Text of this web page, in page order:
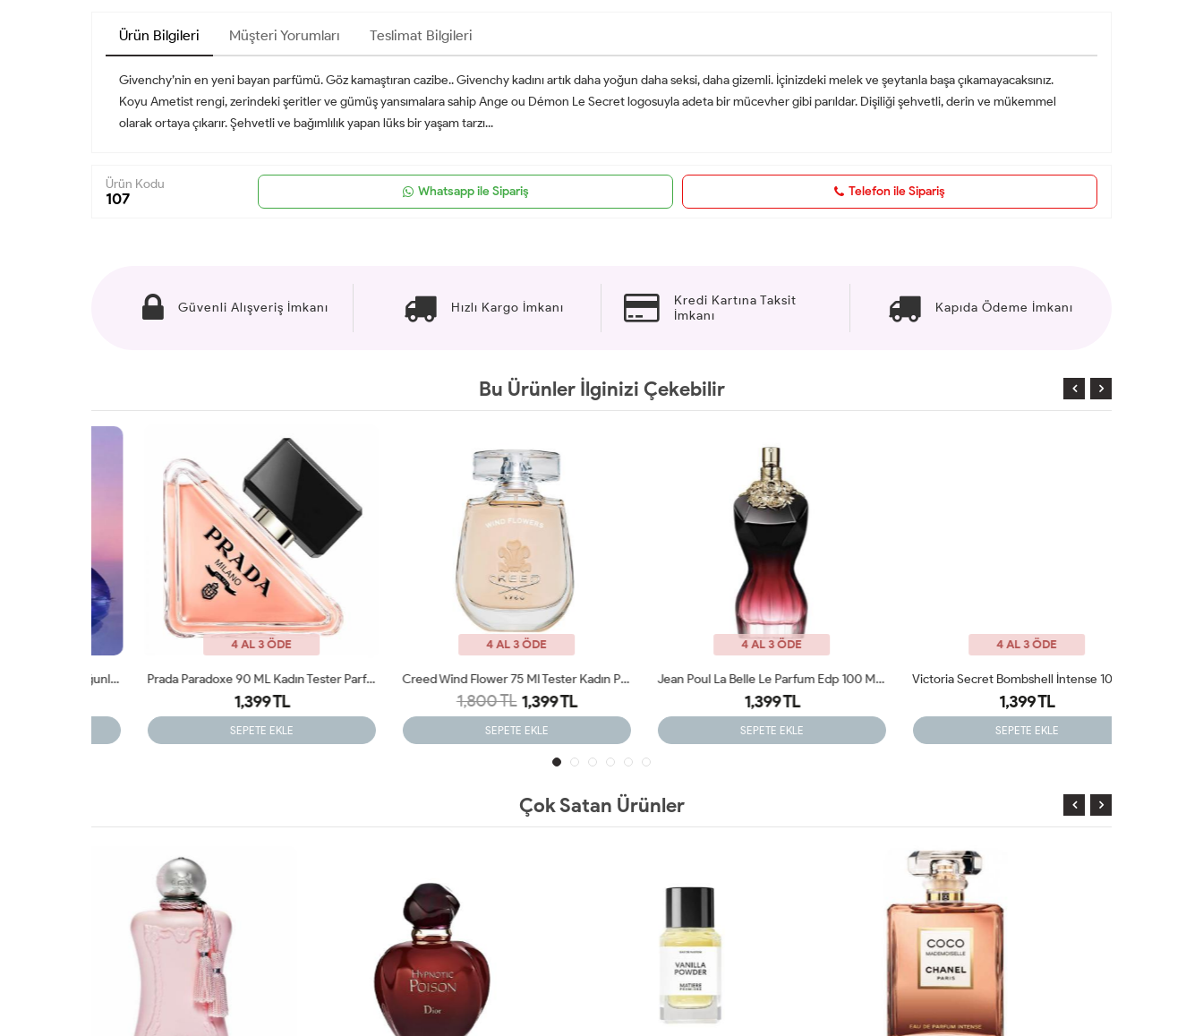
Ürün Bilgileri Müşteri Yorumları Teslimat Bilgileri
Givenchy’nin en yeni bayan parfümü. Göz kamaştıran cazibe.. Givenchy kadını artık daha yoğun daha seksi, daha gizemli. İçinizdeki melek ve şeytanla başa çıkamayacaksınız.
Koyu Ametist rengi, zerindeki şeritler ve gümüş yansımalara sahip Ange ou Démon Le Secret logosuyla adeta bir mücevher gibi parıldar. Dişiliği şehvetli, derin ve mükemmel
olarak ortaya çıkarır. Şehvetli ve bağımlılık yapan lüks bir yaşam tarzı...
Ürün Kodu
107 Whatsapp ile Sipariş Telefon ile Sipariş
Güvenli Alışveriş İmkanı Hızlı Kargo İmkanı
Kredi Kartına Taksit
İmkanı
Kapıda Ödeme İmkanı
Bu Ürünler İlginizi Çekebilir
4 AL 3 ÖDE
Prada Paradoxe 90 ML Kadın Tester Parfüm
1,399 TL
SEPETE EKLE
4 AL 3 ÖDE
Creed Wind Flower 75 Ml Tester Kadın Parfümü
1,800 TL 1,399 TL
SEPETE EKLE
4 AL 3 ÖDE
Jean Poul La Belle Le Parfum Edp 100 ML Tester Bayan
1,399 TL
SEPETE EKLE
4 AL 3 ÖDE
Victoria Secret Bombshell İntense 100 Ml Tester Parfum
1,399 TL
SEPETE EKLE
Çok Satan Ürünler